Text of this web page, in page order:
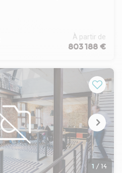
dans le bâtiment A de
de bureaux en excellent
câblés situés au 2ème
situés en
ensemble immobilier de
situé à seulement 300 mètres
de Berny", à proximité de l'arrêt
et au pied de la ligne de
qui mène au tramway T6.
fibre optique, garantissant une
nous proposons des 16
stationnement pratique et sûr.
À partir de
803 188 €
1 / 14